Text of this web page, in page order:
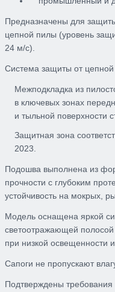
Предназначены для
цепной пилы (уровень
24 м/с).
Система защиты от
Межподкладка из
в ключевых зонах
и тыльной поверхности
Защитная зона
2023.
Подошва выполнена из
прочности с глубоким
устойчивость на мокрых,
Модель оснащена яркой
светоотражающей
при низкой освещенности
Сапоги не пропускают
Подтверждены